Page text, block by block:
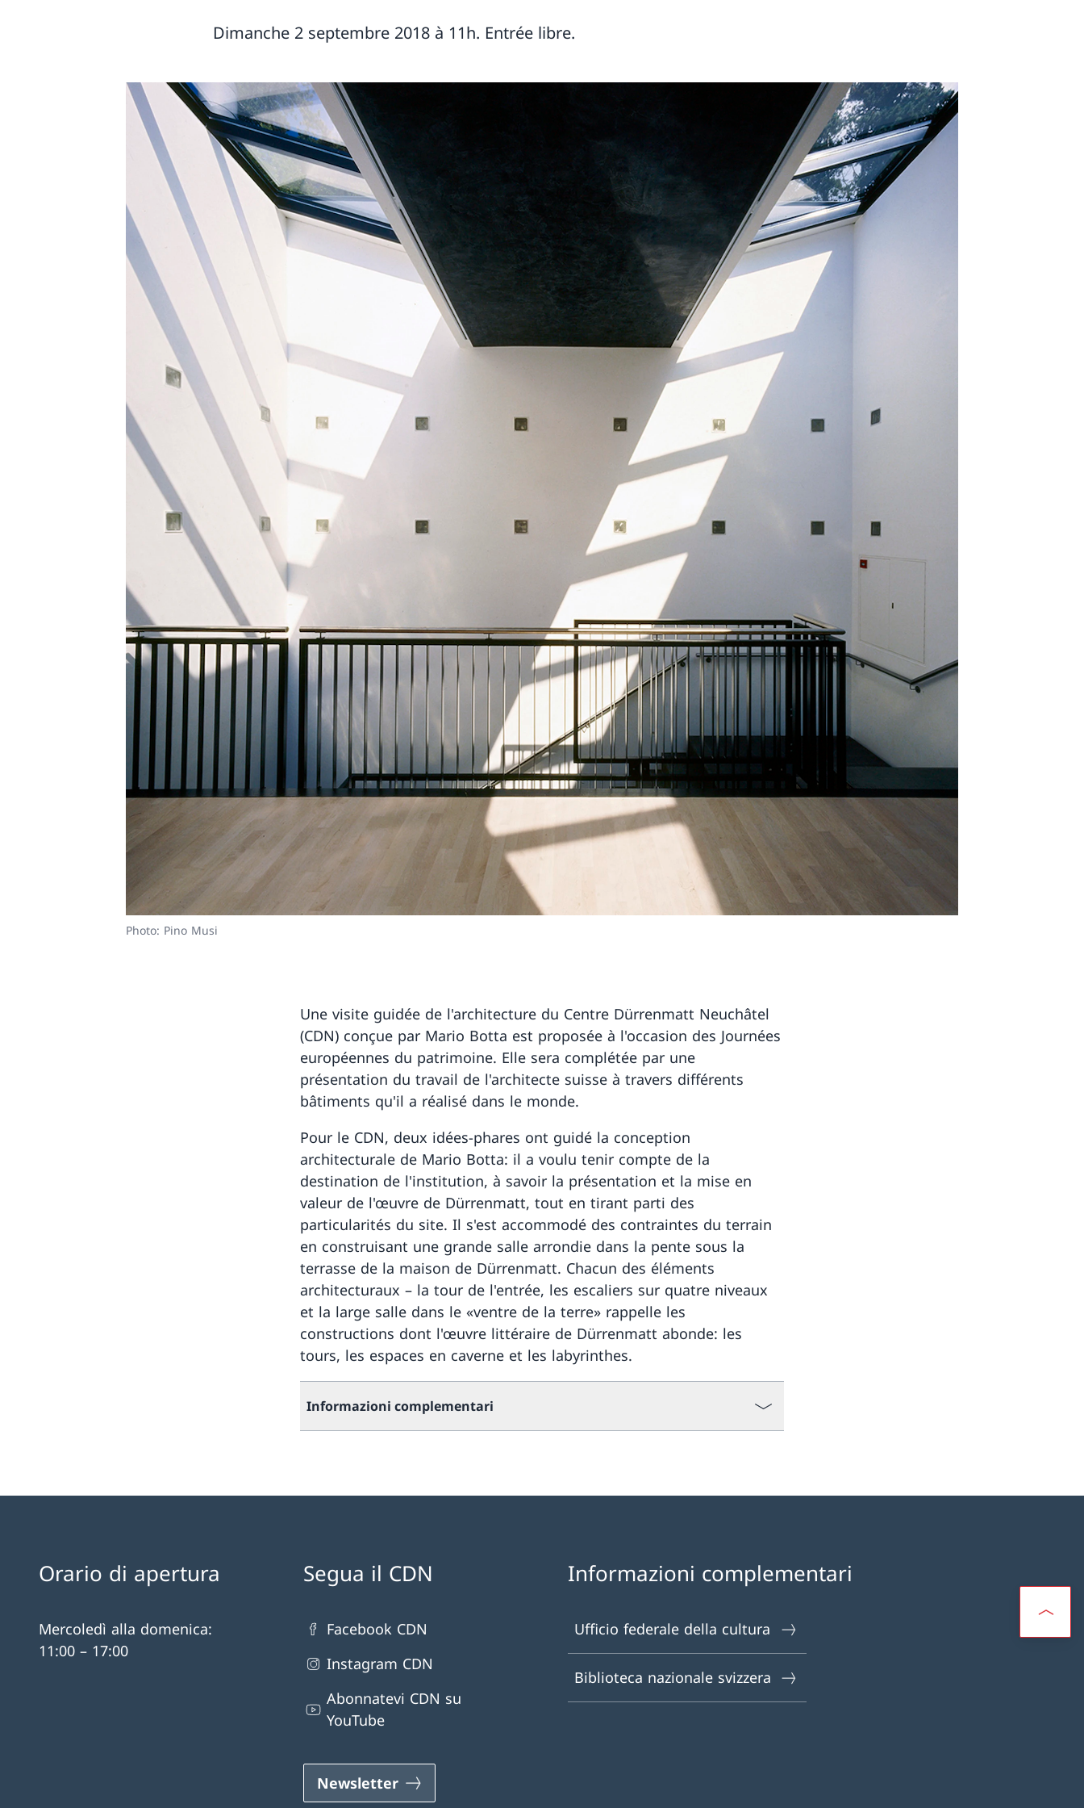
Dimanche 2 septembre 2018 à 11h. Entrée libre.
Photo: Pino Musi
Une visite guidée de l'architecture du Centre Dürrenmatt Neuchâtel
(CDN) conçue par Mario Botta est proposée à l'occasion des Journées
européennes du patrimoine. Elle sera complétée par une
présentation du travail de l'architecte suisse à travers différents
bâtiments qu'il a réalisé dans le monde.
Pour le CDN, deux idées-phares ont guidé la conception
architecturale de Mario Botta: il a voulu tenir compte de la
destination de l'institution, à savoir la présentation et la mise en
valeur de l'œuvre de Dürrenmatt, tout en tirant parti des
particularités du site. Il s'est accommodé des contraintes du terrain
en construisant une grande salle arrondie dans la pente sous la
terrasse de la maison de Dürrenmatt. Chacun des éléments
architecturaux – la tour de l'entrée, les escaliers sur quatre niveaux
et la large salle dans le «ventre de la terre» rappelle les
constructions dont l'œuvre littéraire de Dürrenmatt abonde: les
tours, les espaces en caverne et les labyrinthes.
Informazioni complementari
Orario di apertura
Mercoledì alla domenica:
11:00 – 17:00
Segua il CDN
Facebook CDN
Instagram CDN
Abonnatevi CDN su
YouTube
Newsletter
Informazioni complementari
Ufficio federale della cultura
Biblioteca nazionale svizzera